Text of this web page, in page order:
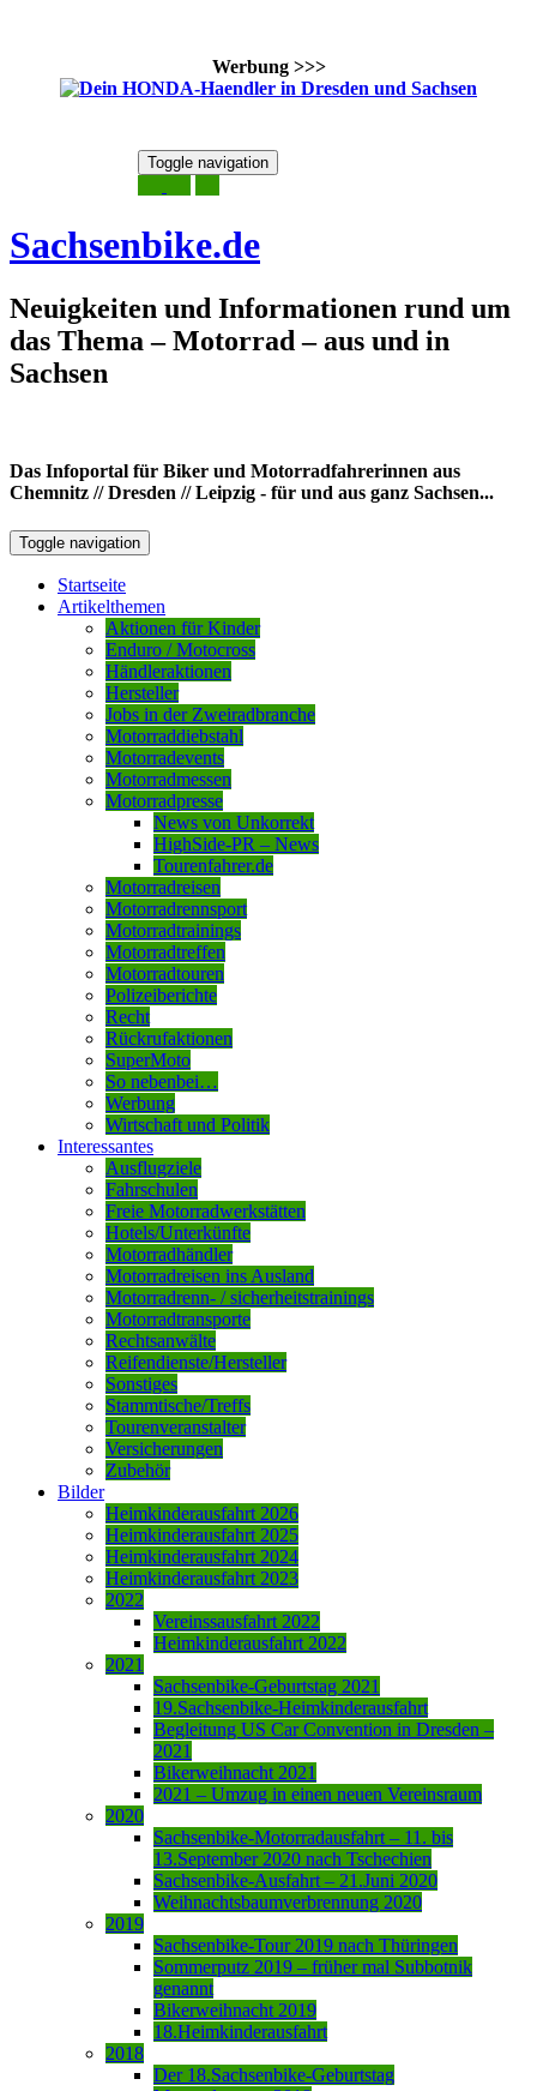
Werbung >>>
Toggle navigation
Sachsenbike.de
Neuigkeiten und Informationen rund um
das Thema – Motorrad – aus und in
Sachsen
Das Infoportal für Biker und Motorradfahrerinnen aus
Chemnitz // Dresden // Leipzig - für und aus ganz Sachsen...
Toggle navigation
Startseite
Artikelthemen
Aktionen für Kinder
Enduro / Motocross
Händleraktionen
Hersteller
Jobs in der Zweiradbranche
Motorraddiebstahl
Motorradevents
Motorradmessen
Motorradpresse
News von Unkorrekt
HighSide-PR – News
Tourenfahrer.de
Motorradreisen
Motorradrennsport
Motorradtrainings
Motorradtreffen
Motorradtouren
Polizeiberichte
Recht
Rückrufaktionen
SuperMoto
So nebenbei…
Werbung
Wirtschaft und Politik
Interessantes
Ausflugziele
Fahrschulen
Freie Motorradwerkstätten
Hotels/Unterkünfte
Motorradhändler
Motorradreisen ins Ausland
Motorradrenn- / sicherheitstrainings
Motorradtransporte
Rechtsanwälte
Reifendienste/Hersteller
Sonstiges
Stammtische/Treffs
Tourenveranstalter
Versicherungen
Zubehör
Bilder
Heimkinderausfahrt 2026
Heimkinderausfahrt 2025
Heimkinderausfahrt 2024
Heimkinderausfahrt 2023
2022
Vereinssausfahrt 2022
Heimkinderausfahrt 2022
2021
Sachsenbike-Geburtstag 2021
19.Sachsenbike-Heimkinderausfahrt
Begleitung US Car Convention in Dresden –
2021
Bikerweihnacht 2021
2021 – Umzug in einen neuen Vereinsraum
2020
Sachsenbike-Motorradausfahrt – 11. bis
13.September 2020 nach Tschechien
Sachsenbike-Ausfahrt – 21.Juni 2020
Weihnachtsbaumverbrennung 2020
2019
Sachsenbike-Tour 2019 nach Thüringen
Sommerputz 2019 – früher mal Subbotnik
genannt
Bikerweihnacht 2019
18.Heimkinderausfahrt
2018
Der 18.Sachsenbike-Geburtstag